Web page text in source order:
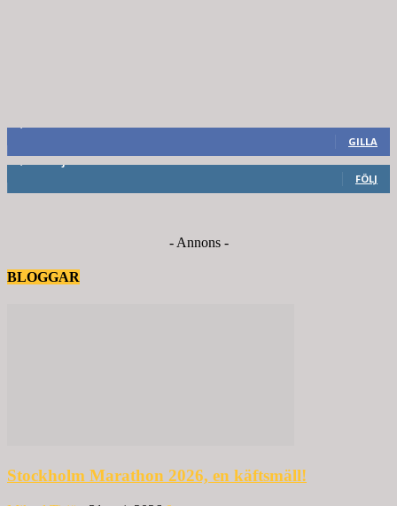
GILLA
FÖLJ
- Annons -
BLOGGAR
Stockholm Marathon 2026, en käftsmäll!